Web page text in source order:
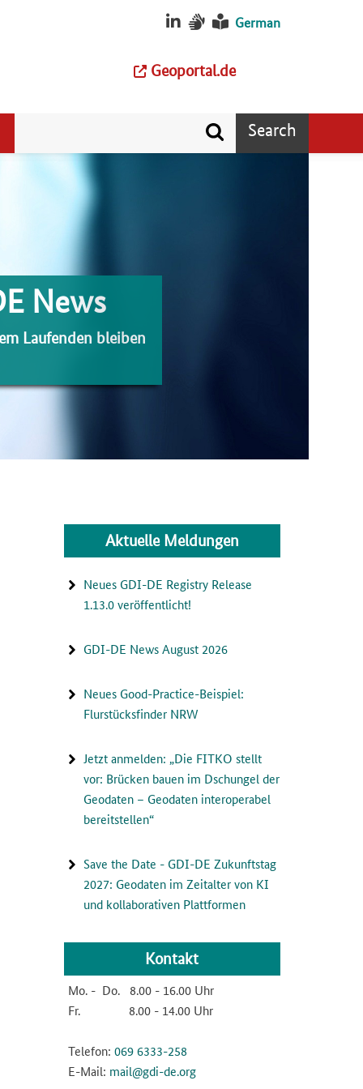
German
Geoportal.de
News
Laufenden bleiben
Aktuelle Meldungen
Neues GDI-DE Registry Release
1.13.0 veröffentlicht!
GDI-DE News August 2026
Neues Good-Practice-Beispiel:
Flurstücksfinder NRW
Jetzt anmelden: „Die FITKO stellt
vor: Brücken bauen im Dschungel der
Geodaten – Geodaten interoperabel
bereitstellen“
Save the Date - GDI-DE Zukunftstag
2027: Geodaten im Zeitalter von KI
und kollaborativen Plattformen
Kontakt
Mo. - Do. 8.00 - 16.00 Uhr
Fr. 8.00 - 14.00 Uhr
Telefon: 0696333-258
E-Mail: mail@gdi-de.org